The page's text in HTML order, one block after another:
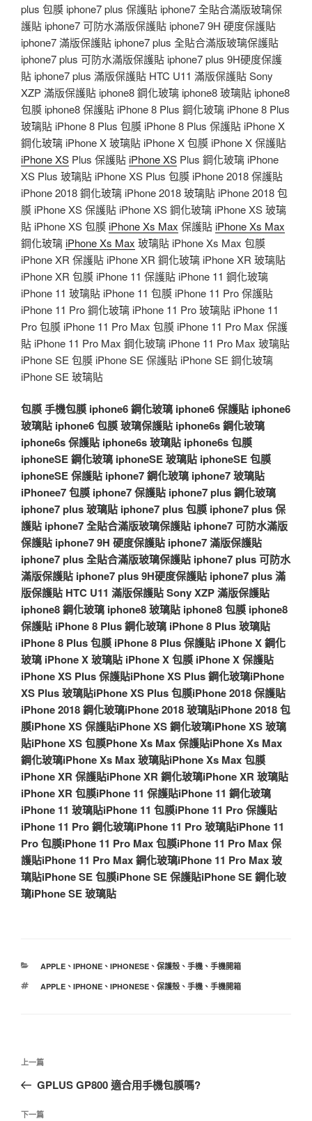
plus 包膜 iphone7 plus 保護貼 iphone7 全貼合滿版玻璃保
護貼 iphone7 可防水滿版保護貼 iphone7 9H 硬度保護貼
iphone7 滿版保護貼 iphone7 plus 全貼合滿版玻璃保護貼
iphone7 plus 可防水滿版保護貼 iphone7 plus 9H硬度保護
貼 iphone7 plus 滿版保護貼 HTC U11 滿版保護貼 Sony
XZP 滿版保護貼 iphone8 鋼化玻璃 iphone8 玻璃貼 iphone8
包膜 iphone8 保護貼 iPhone 8 Plus 鋼化玻璃 iPhone 8 Plus
玻璃貼 iPhone 8 Plus 包膜 iPhone 8 Plus 保護貼 iPhone X
鋼化玻璃 iPhone X 玻璃貼 iPhone X 包膜 iPhone X 保護貼
iPhone XS Plus 保護貼iPhone XS Plus 鋼化玻璃 iPhone
XS Plus 玻璃貼 iPhone XS Plus 包膜 iPhone 2018 保護貼
iPhone 2018 鋼化玻璃 iPhone 2018 玻璃貼 iPhone 2018 包
膜 iPhone XS 保護貼 iPhone XS 鋼化玻璃 iPhone XS 玻璃
貼 iPhone XS 包膜iPhone Xs Max 保護貼iPhone Xs Max
鋼化玻璃iPhone Xs Max 玻璃貼 iPhone Xs Max 包膜
iPhone XR 保護貼 iPhone XR 鋼化玻璃 iPhone XR 玻璃貼
iPhone XR 包膜 iPhone 11 保護貼 iPhone 11 鋼化玻璃
iPhone 11 玻璃貼 iPhone 11 包膜 iPhone 11 Pro 保護貼
iPhone 11 Pro 鋼化玻璃 iPhone 11 Pro 玻璃貼 iPhone 11
Pro 包膜 iPhone 11 Pro Max 包膜 iPhone 11 Pro Max 保護
貼 iPhone 11 Pro Max 鋼化玻璃 iPhone 11 Pro Max 玻璃貼
iPhone SE 包膜 iPhone SE 保護貼 iPhone SE 鋼化玻璃
iPhone SE 玻璃貼
包膜手機包膜 iphone6 鋼化玻璃 iphone6 保護貼 iphone6
玻璃貼 iphone6 包膜玻璃保護貼 iphone6s 鋼化玻璃
iphone6s 保護貼 iphone6s 玻璃貼 iphone6s 包膜
iphoneSE 鋼化玻璃 iphoneSE 玻璃貼 iphoneSE 包膜
iphoneSE 保護貼 iphone7 鋼化玻璃 iphone7 玻璃貼
iPhonee7 包膜 iphone7 保護貼 iphone7 plus 鋼化玻璃
iphone7 plus 玻璃貼 iphone7 plus 包膜 iphone7 plus 保
護貼 iphone7 全貼合滿版玻璃保護貼 iphone7 可防水滿版
保護貼 iphone7 9H 硬度保護貼 iphone7 滿版保護貼
iphone7 plus 全貼合滿版玻璃保護貼 iphone7 plus 可防水
滿版保護貼 iphone7 plus 9H硬度保護貼 iphone7 plus 滿
版保護貼 HTC U11 滿版保護貼Sony XZP 滿版保護貼
iphone8 鋼化玻璃 iphone8 玻璃貼 iphone8 包膜 iphone8
保護貼 iPhone 8 Plus 鋼化玻璃 iPhone 8 Plus 玻璃貼
iPhone 8 Plus 包膜 iPhone 8 Plus 保護貼 iPhone X 鋼化
玻璃 iPhone X 玻璃貼 iPhone X 包膜 iPhone X 保護貼
iPhone XS Plus 保護貼iPhone XS Plus 鋼化玻璃iPhone
XS Plus 玻璃貼iPhone XS Plus 包膜iPhone 2018 保護貼
iPhone 2018 鋼化玻璃iPhone 2018 玻璃貼iPhone 2018 包
膜iPhone XS 保護貼iPhone XS 鋼化玻璃iPhone XS 玻璃
貼iPhone XS 包膜Phone Xs Max 保護貼iPhone Xs Max
鋼化玻璃iPhone Xs Max 玻璃貼iPhone Xs Max 包膜
iPhone XR 保護貼iPhone XR 鋼化玻璃iPhone XR 玻璃貼
iPhone XR 包膜iPhone 11 保護貼iPhone 11 鋼化玻璃
iPhone 11 玻璃貼iPhone 11 包膜iPhone 11 Pro 保護貼
iPhone 11 Pro 鋼化玻璃iPhone 11 Pro 玻璃貼iPhone 11
Pro 包膜iPhone 11 Pro Max 包膜iPhone 11 Pro Max 保
護貼iPhone 11 Pro Max 鋼化玻璃iPhone 11 Pro Max 玻
璃貼iPhone SE 包膜iPhone SE 保護貼iPhone SE 鋼化玻
璃iPhone SE 玻璃貼
分
APPLE、 IPHONE、 IPHONESE、 保護殼、 手機、 手機開箱
標
APPLE、 IPHONE、 IPHONESE、 保護殼、 手機、 手機開箱
文
導
覽
上
一
文
上一篇
GPLUS GP800 適合用手機包膜嗎?
下
下一篇